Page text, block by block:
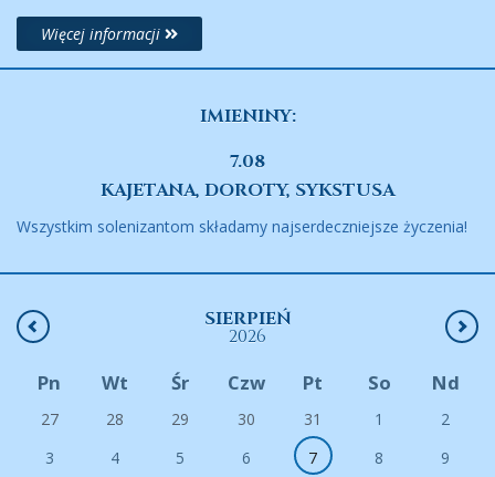
Więcej informacji
IMIENINY:
7.08
KAJETANA, DOROTY, SYKSTUSA
Wszystkim solenizantom składamy najserdeczniejsze życzenia!
SIERPIEŃ
2026
Pn Wt Śr Czw Pt So Nd
27 28 29 30 31 1
2
3
4 5 6 7 8
9